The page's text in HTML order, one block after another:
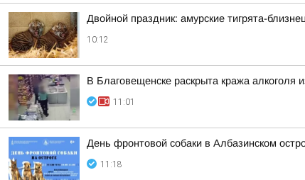
Двойной праздник: амурские тигрята-
10:12
В Благовещенске раскрыта кража алкоголя
11:01
День фронтовой собаки в Албазинском
11:18